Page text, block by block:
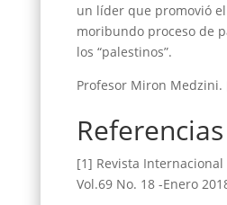
un líder que promovió
moribundo proceso de
los “palestinos”.
Profesor Miron Medzini.
Referencias
[1] Revista
Vol.69 No. 18 -Enero